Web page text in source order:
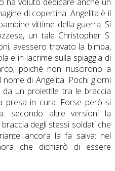
di copertina. Angelita è il
vittime della guerra. Si
un tale Christopher S.
avessero trovato la bimba,
e in lacrime sulla spiaggia di
poiché non riuscirono a
di Angelita. Pochi giorni
un proiettile tra le braccia
presa in cura. Forse però si
secondo altre versioni la
degli stessi soldati che
ancora la fa salva: nel
che dichiarò di essere